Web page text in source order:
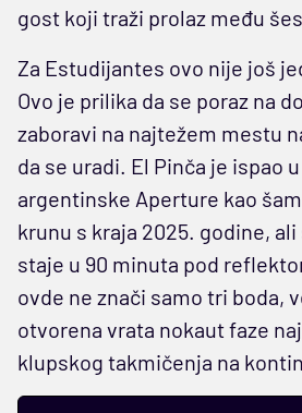
gost koji traži prolaz među
Za Estudijantes ovo nije još
Ovo je prilika da se poraz na
zaboravi na najtežem mestu
da se uradi. El Pinča je ispao
argentinske Aperture kao
krunu s kraja 2025. godine,
staje u 90 minuta pod
ovde ne znači samo tri boda,
otvorena vrata nokaut faze
klupskog takmičenja na